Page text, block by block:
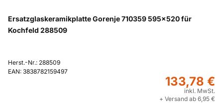
Ersatzglaskeramikplatte Gorenje 710359 595x520 für
Kochfeld 288509
Herst.-Nr.: 288509
EAN: 3838782159497
133,78 €
inkl. MwSt.
+ Versand ab 6,95 €